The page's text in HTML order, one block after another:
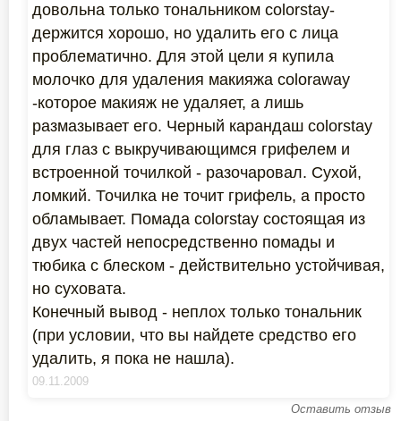
довольна только тональником colorstay-
держится хорошо, но удалить его с лица
проблематично. Для этой цели я купила
молочко для удаления макияжа coloraway
-которое макияж не удаляет, а лишь
размазывает его. Черный карандаш colorstay
для глаз с выкручивающимся грифелем и
встроенной точилкой - разочаровал. Сухой,
ломкий. Точилка не точит грифель, а просто
обламывает. Помада colorstay состоящая из
двух частей непосредственно помады и
тюбика с блеском - действительно устойчивая,
но суховата.
Конечный вывод - неплох только тональник
(при условии, что вы найдете средство его
удалить, я пока не нашла).
09.11.2009
Оставить отзыв